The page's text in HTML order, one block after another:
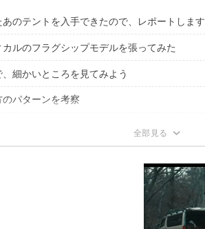
のテントを入手できたので、レポートします
上げてくれた「サバティカル」
ルのフラグシップモデルを張ってみた
り22.4kg
上で行うこと
細かいところを見てみよう
用がスゴい
パターンを考察
の宴会幕として
こと